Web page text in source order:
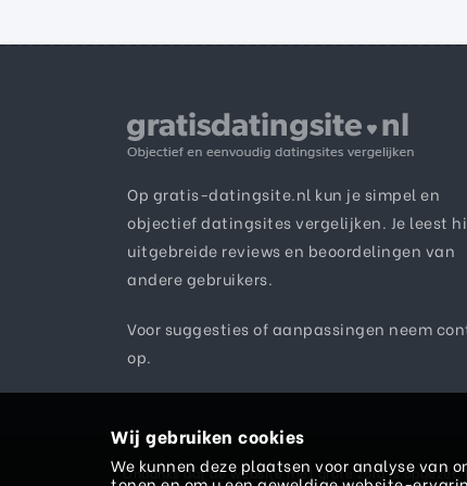
Op gratis-datingsite.nl kun je simpel en
objectief datingsites vergelijken. Je leest
uitgebreide reviews en beoordelingen van
andere gebruikers.
Voor suggesties of aanpassingen neem
op.
Ondanks dat de website met grote zorg is
Wij gebruiken cookies
We kunnen deze plaatsen voor analyse van